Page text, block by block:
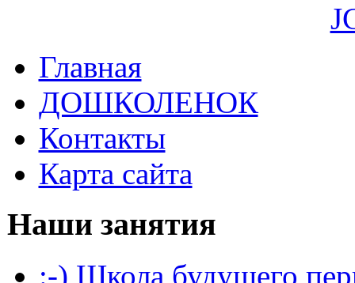
Главная
ДОШКОЛЕНОК
Контакты
Карта сайта
Наши занятия
:-) Школа будущего